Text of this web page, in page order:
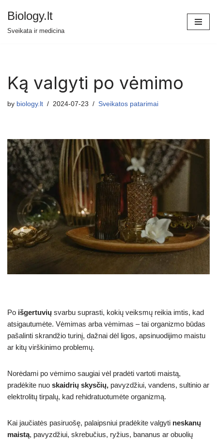
Biology.lt
Sveikata ir medicina
Ką valgyti po vėmimo
by biology.lt 2024-07-23 Sveikatos patarimai
Po išgertuvių svarbu suprasti, kokių veiksmų reikia imtis, kad
atsigautumėte. Vėmimas arba vėmimas – tai organizmo būdas
pašalinti skrandžio turinį, dažnai dėl ligos, apsinuodijimo maistu
ar kitų virškinimo problemų.
Norėdami po vėmimo saugiai vėl pradėti vartoti maistą,
pradėkite nuo skaidrių skysčių, pavyzdžiui, vandens, sultinio ar
elektrolitų tirpalų, kad rehidratuotumėte organizmą.
Kai jaučiatės pasiruošę, palaipsniui pradėkite valgyti neskanų
maistą, pavyzdžiui, skrebučius, ryžius, bananus ar obuolių